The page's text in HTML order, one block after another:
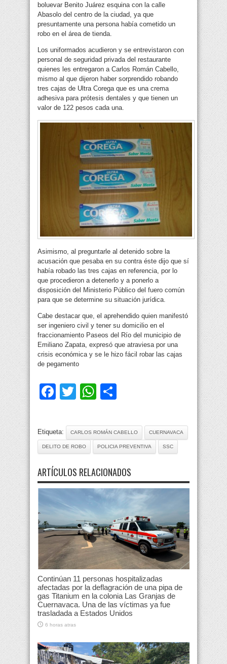
boluevar Benito Juárez esquina con la calle
Abasolo del centro de la ciudad, ya que
presuntamente una persona había cometido un
robo en el área de tienda.
Los uniformados acudieron y se entrevistaron con
personal de seguridad privada del restaurante
quienes les entregaron a Carlos Román Cabello,
mismo al que dijeron haber sorprendido robando
tres cajas de Ultra Corega que es una crema
adhesiva para prótesis dentales y que tienen un
valor de 122 pesos cada una.
Asimismo, al preguntarle al detenido sobre la
acusación que pesaba en su contra éste dijo que sí
había robado las tres cajas en referencia, por lo
que procedieron a detenerlo y a ponerlo a
disposición del Ministerio Público del fuero común
para que se determine su situación jurídica.
Cabe destacar que, el aprehendido quien manifestó
ser ingeniero civil y tener su domicilio en el
fraccionamiento Paseos del Río del municipio de
Emiliano Zapata, expresó que atraviesa por una
crisis económica y se le hizo fácil robar las cajas
de pegamento
Facebook
TwitterWhatsApp
Etiqueta: CARLOS ROMÁN CABELLO CUERNAVACA
DELITO DE ROBO POLICIA PREVENTIVA SSC
ARTÍCULOS RELACIONADOS
Continúan 11 personas hospitalizadas
afectadas por la deflagración de una pipa de
gas Titanium en la colonia Las Granjas de
Cuernavaca. Una de las víctimas ya fue
trasladada a Estados Unidos
6 horas atras